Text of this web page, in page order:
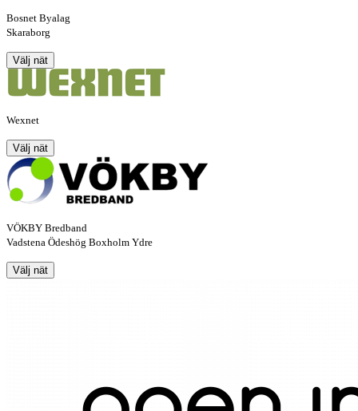
Bosnet Byalag
Skaraborg
Välj nät
Wexnet
Välj nät
VÖKBY Bredband
Vadstena Ödeshög Boxholm Ydre
Välj nät